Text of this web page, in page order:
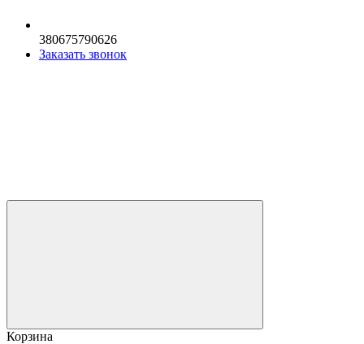
380675790626
Заказать звонок
Корзина